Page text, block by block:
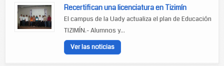
Recertifican una licenciatura en Tizimín
El campus de la Uady actualiza el plan de Educación
TIZIMÍN.- Alumnos y...
Ver las noticias